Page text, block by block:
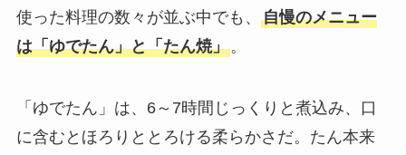
使った料理の数々が並ぶ中でも、 自慢のメニュー
は「ゆでたん」と「たん焼」。
「ゆでたん」は、6～7時間じっくりと煮込み、口
に含むとほろりととろける柔らかさだ。たん本来